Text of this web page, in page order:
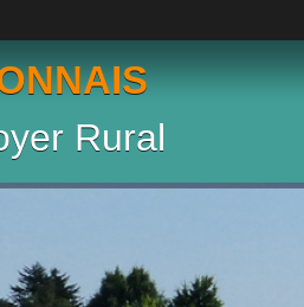
Rural